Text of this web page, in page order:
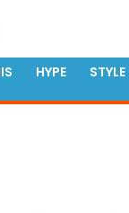
HYPE STYLE